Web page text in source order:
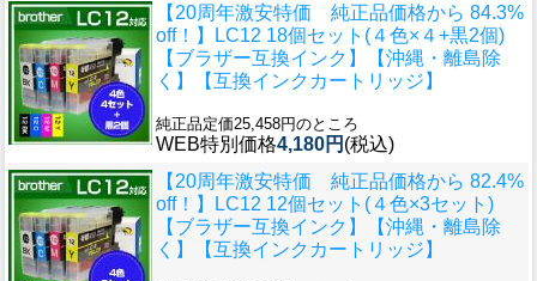
【20周年激安特価 純正品価格から 84.3%
off！】
LC12 18個セット(４色×４+黒2個)
【ブラザー互換インク】【沖縄・離島除
く】【互換インクカートリッジ】
純正品定価25,458円のところ
WEB特別価格4,180円 (税込)
【20周年激安特価 純正品価格から 82.4%
off！】
LC12 12個セット(４色×3セット)
【ブラザー互換インク】【沖縄・離島除
く】【互換インクカートリッジ】